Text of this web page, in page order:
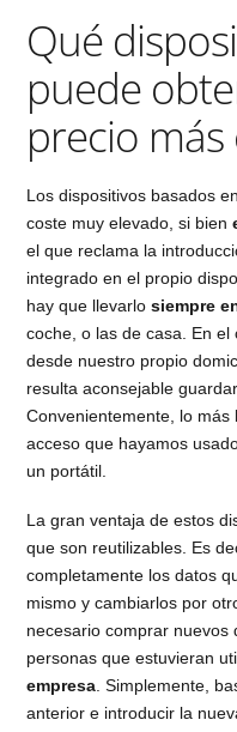
Qué
puede
precio
Los dispositivos basados en
coste muy elevado, si bien
el que reclama la
integrado en el propio
hay que llevarlosiempre
coche, o las de casa. En
desde nuestro propio
resulta aconsejable
Convenientemente, lo
acceso que hayamos
un portátil.
La gran ventaja de estos
que son reutilizables. Es
completamente los datos
mismo y cambiarlos por
necesario comprar nuevos
personas que estuvieran
empresa . Simplemente,
anterior e introducir la